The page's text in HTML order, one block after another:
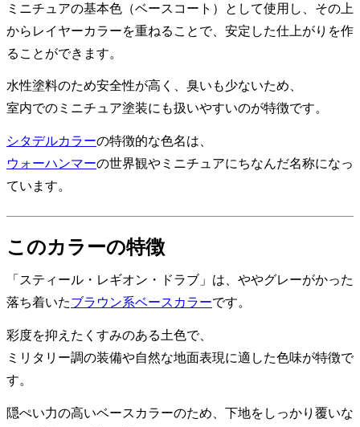
ミニチュアの基本色（ベースコート）として使用し、その上
からレイヤーカラーを重ねることで、安定した仕上がりを作
ることができます。
水性塗料のため安全性が高く、臭いも少ないため、
室内でのミニチュア塗装にも扱いやすいのが特徴です。
シタデルカラーの特徴的な色名は、
ウォーハンマーの世界観やミニチュアにちなんだ名称になっ
ています。
このカラーの特徴
「スティール・レギオン・ドラブ」は、ややグレーがかった
落ち着いたブラウン系ベースカラーです。
彩度を抑えたくすみのある土色で、
ミリタリー調の装備や自然な地面表現に適した色味が特徴で
す。
隠ぺい力の高いベースカラーのため、下地をしっかり覆いな